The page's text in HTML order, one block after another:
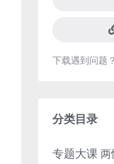
下载遇到问题
分类目录
专题大课 两